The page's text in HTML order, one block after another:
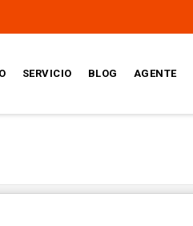
SERVICIO BLOG AGENTE